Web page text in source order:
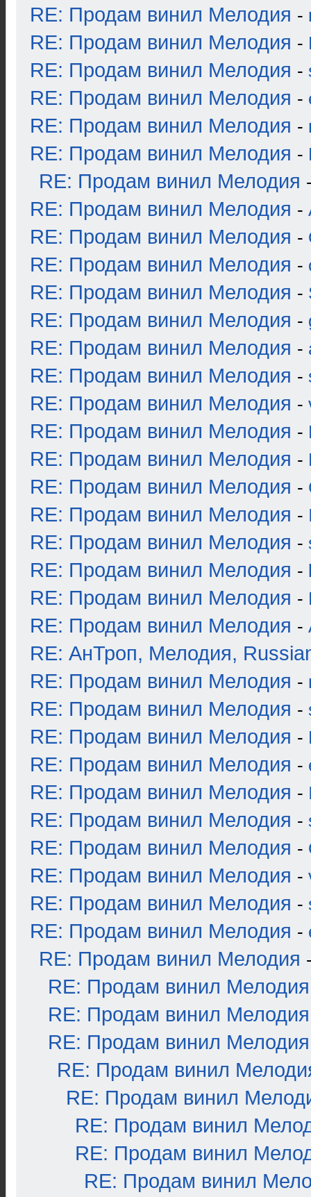
RE: Продам винил Мелодия -
RE: Продам винил Мелодия -
RE: Продам винил Мелодия -
RE: Продам винил Мелодия -
RE: Продам винил Мелодия -
RE: Продам винил Мелодия -
RE: Продам винил Мелодия
RE: Продам винил Мелодия -
RE: Продам винил Мелодия -
RE: Продам винил Мелодия -
RE: Продам винил Мелодия -
RE: Продам винил Мелодия -
RE: Продам винил Мелодия -
RE: Продам винил Мелодия -
RE: Продам винил Мелодия -
RE: Продам винил Мелодия -
RE: Продам винил Мелодия -
RE: Продам винил Мелодия -
RE: Продам винил Мелодия -
RE: Продам винил Мелодия -
RE: Продам винил Мелодия -
RE: Продам винил Мелодия -
RE: Продам винил Мелодия -
RE: АнТроп, Мелодия,
RE: Продам винил Мелодия -
RE: Продам винил Мелодия -
RE: Продам винил Мелодия -
RE: Продам винил Мелодия -
RE: Продам винил Мелодия -
RE: Продам винил Мелодия -
RE: Продам винил Мелодия -
RE: Продам винил Мелодия -
RE: Продам винил Мелодия -
RE: Продам винил Мелодия -
RE: Продам винил Мелодия
RE: Продам винил Мелодия
RE: Продам винил Мелодия
RE: Продам винил Мелодия
RE: Продам винил
RE: Продам винил
RE: Продам винил
RE: Продам винил
RE: Продам винил